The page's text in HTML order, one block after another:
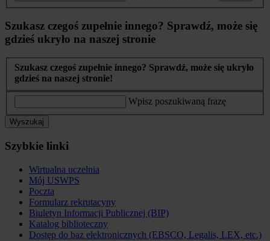
Szukasz czegoś zupełnie innego? Sprawdź, może się
gdzieś ukryło na naszej stronie
Szukasz czegoś zupełnie innego? Sprawdź, może się ukryło
gdzieś na naszej stronie!
Wpisz poszukiwaną frazę
Wyszukaj
Szybkie linki
Wirtualna uczelnia
Mój USWPS
Poczta
Formularz rekrutacyny
Biuletyn Informacji Publicznej (BIP)
Katalog biblioteczny
Dostęp do baz elektronicznych (EBSCO, Legalis, LEX, etc.)